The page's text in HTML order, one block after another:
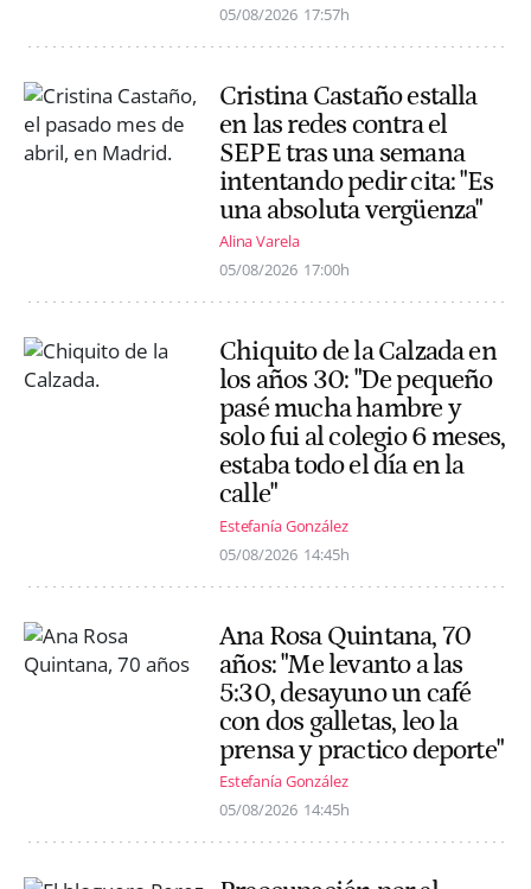
05/08/2026 17:57h
Cristina Castaño estalla
en las redes contra el
SEPE tras una semana
intentando pedir cita: "Es
una absoluta vergüenza"
Alina Varela
05/08/2026 17:00h
Chiquito de la Calzada en
los años 30: "De pequeño
pasé mucha hambre y
solo fui al colegio 6 meses,
estaba todo el día en la
calle"
Estefanía González
05/08/2026 14:45h
Ana Rosa Quintana, 70
años: "Me levanto a las
5:30, desayuno un café
con dos galletas, leo la
prensa y practico deporte"
Estefanía González
05/08/2026 14:45h